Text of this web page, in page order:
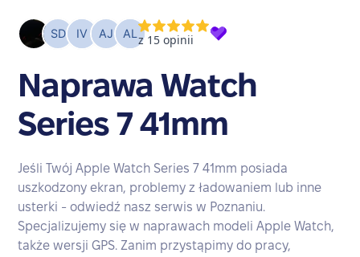
Naprawa Watch
Series 7 41mm
Jeśli Twój Apple Watch Series 7 41mm posiada
uszkodzony ekran, problemy z ładowaniem lub inne
usterki - odwiedź nasz serwis w Poznaniu.
Specjalizujemy się w naprawach modeli Apple Watch,
także wersji GPS. Zanim przystąpimy do pracy,